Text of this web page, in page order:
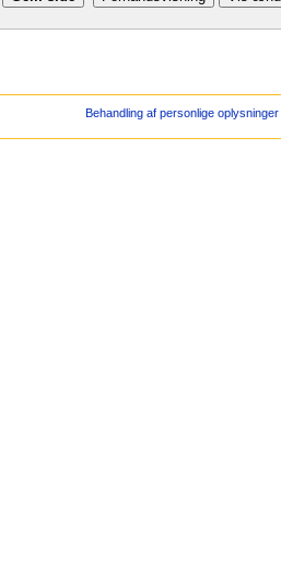
Behandling af personlige oplysninger